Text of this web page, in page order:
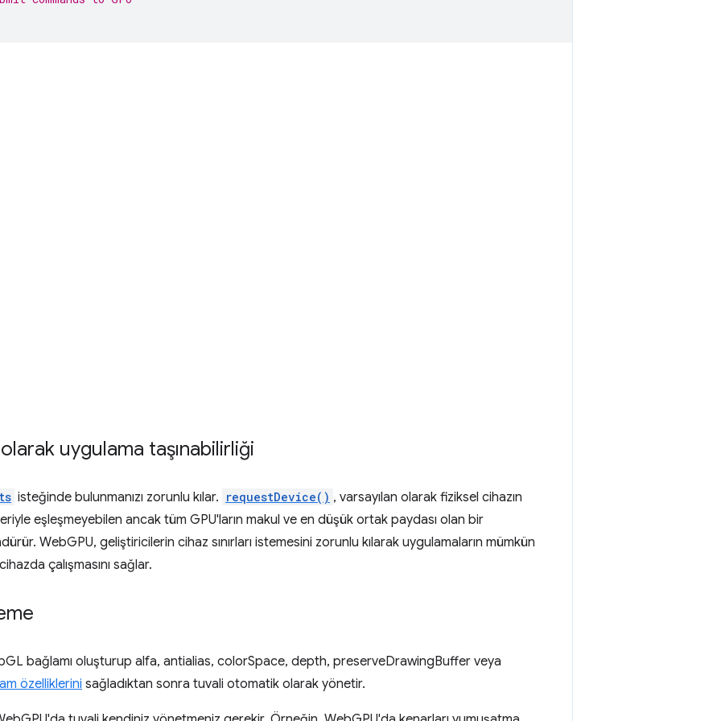
uygulama taşınabilirliği
isteğinde bulunmanızı zorunlu kılar. requestDevice() , varsayılan olarak fiziksel cihazın
eşleşmeyebilen ancak tüm GPU'ların makul ve en düşük ortak paydası olan bir
WebGPU, geliştiricilerin cihaz sınırları istemesini zorunlu kılarak uygulamaların mümkün
çalışmasını sağlar.
bağlamı oluşturup alfa, antialias, colorSpace, depth, preserveDrawingBuffer veya
özelliklerini sağladıktan sonra tuvali otomatik olarak yönetir.